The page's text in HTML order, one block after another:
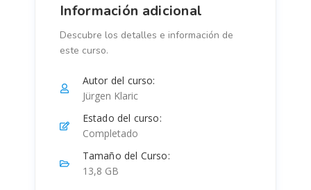
Información adicional
Descubre los detalles e información de
este curso.
Autor del curso:
Jürgen Klaric
Estado del curso:
Completado
Tamaño del Curso:
13,8 GB